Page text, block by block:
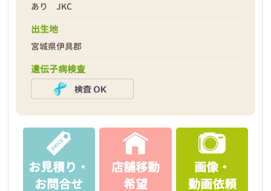
あり JKC
出生地
宮城県伊具郡
遺伝子病検査
お見積り・
お問合せ
店舗移動
希望
画像・
動画依頼